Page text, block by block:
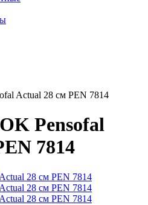
Actual 28 см PEN 7814
Pensofal
7814